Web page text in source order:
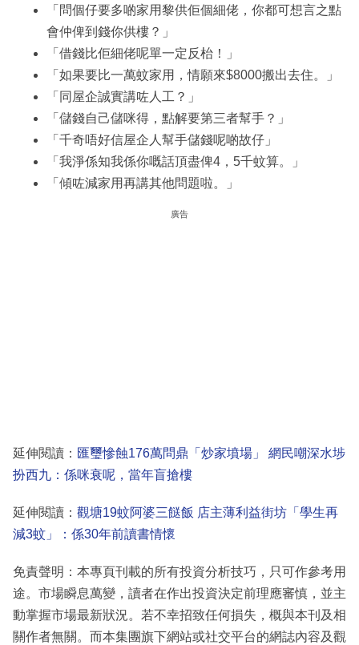
「問個仔要多啲家用黎供佢個細佬，你都可想言之點
會仲俾到錢你供樓？」
「借錢比佢細佬呢單一定反枱！」
「如果要比一萬蚊家用，情願來$8000搬出去住。」
「同屋企誠實講咗人工？」
「儲錢自己儲咪得，點解要第三者幫手？」
「千奇唔好信屋企人幫手儲錢呢啲故仔」
「我淨係知我係你嘅話頂盡俾4，5千蚊算。」
「傾咗減家用再講其他問題啦。」
廣告
延伸閱讀： 匯璽慘蝕176萬問鼎「炒家墳場」 網民嘲深水埗
扮西九：係咪衰呢，當年盲搶樓
延伸閱讀： 觀塘19蚊阿婆三餸飯 店主薄利益街坊「學生再
減3蚊」：係30年前讀書情懷
免責聲明：本專頁刊載的所有投資分析技巧，只可作參考用
途。市場瞬息萬變，讀者在作出投資決定前理應審慎，並主
動掌握市場最新狀況。若不幸招致任何損失，概與本刊及相
關作者無關。而本集團旗下網站或社交平台的網誌內容及觀